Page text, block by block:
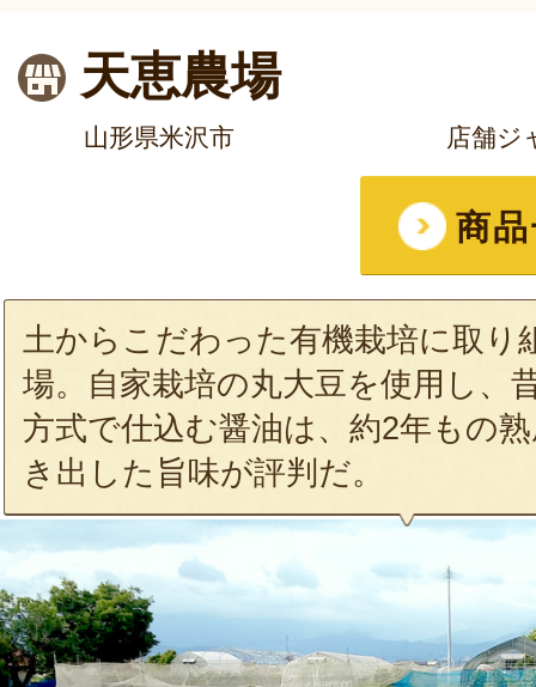
天恵農場
山形県米沢市 店舗ジ
商
土からこだわった有機栽培に取り
場。自家栽培の丸大豆を使用し、
方式で仕込む醤油は、約2年もの
き出した旨味が評判だ。